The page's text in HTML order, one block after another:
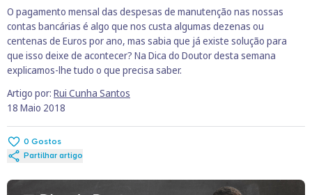
O pagamento mensal das despesas de manutenção nas nossas
contas bancárias é algo que nos custa algumas dezenas ou
centenas de Euros por ano, mas sabia que já existe solução para
que isso deixe de acontecer? Na Dica do Doutor desta semana
explicamos-lhe tudo o que precisa saber.
Artigo por: Rui Cunha Santos
18 Maio 2018
0 Gostos
Partilhar artigo
a experiência do utilizador. Estes cookies não contêm
informações pessoalmente identificáveis e não rastreiam a
sua atividade fora do nosso site. Conheça a nossaPolítica de
Privacidade
O business.safety.google usa cookies da Google para oferecer
os respetivos serviços, melhorar a qualidade destes e analisar
o tráfego.
Cookies estritamente necessários
Cookies para estatística
Cookies
Cookies para marketing e personalização